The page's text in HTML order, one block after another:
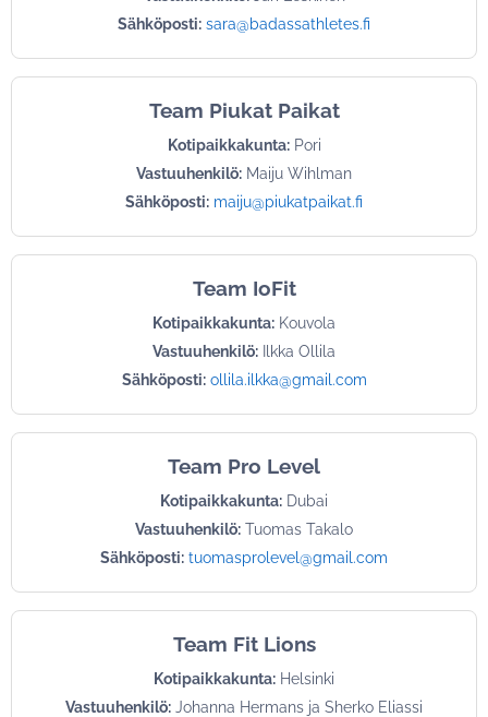
Sähköposti: sara@badassathletes.fi
Team Piukat Paikat
Kotipaikkakunta:Pori
Vastuuhenkilö: Maiju Wihlman
Sähköposti: maiju@piukatpaikat.fi
Team IoFit
Kotipaikkakunta: Kouvola
Vastuuhenkilö: Ilkka Ollila
Sähköposti: ollila.ilkka@gmail.com
Team Pro Level
Kotipaikkakunta: Dubai
Vastuuhenkilö: Tuomas Takalo
Sähköposti: tuomasprolevel@gmail.com
Team Fit Lions
Kotipaikkakunta: Helsinki
Vastuuhenkilö: Johanna Hermans ja Sherko Eliassi